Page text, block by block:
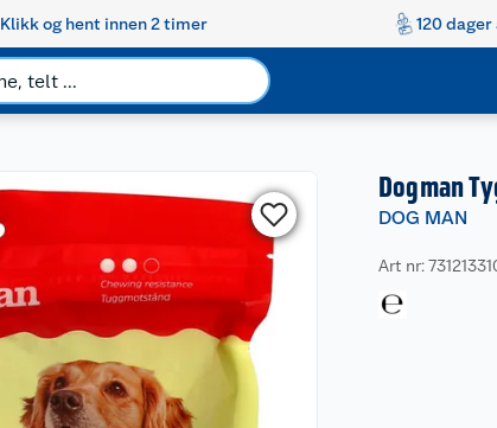
Klikk og hent innen 2 timer 120
Dogman
DOG MAN
Art nr: